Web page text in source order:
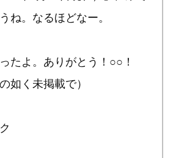
ね。なるほどなー。
たよ。ありがとう！○○！
如く未掲載で）